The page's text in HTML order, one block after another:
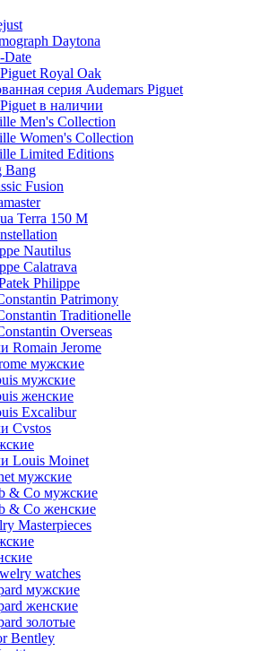
Daytona
Date
Royal Oak
серия Audemars Piguet
в наличии
Men's Collection
Women's Collection
Limited Editions
Bang
Fusion
Terra 150 M
Nautilus
Calatrava
Philippe
Patrimony
Traditionelle
Overseas
Romain Jerome
мужские
мужские
женские
Excalibur
Cvstos
Louis Moinet
мужские
& Co мужские
& Co женские
Masterpieces
watches
мужские
женские
золотые
Bentley